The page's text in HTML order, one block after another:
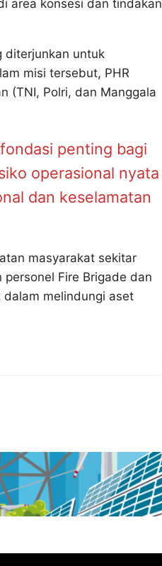
area konsesi dan tindakan
diterjunkan untuk
misi tersebut, PHR
(TNI, Polri, dan Manggala
penting bagi
operasional nyata
dan keselamatan
masyarakat sekitar
Fire Brigade dan
melindungi aset